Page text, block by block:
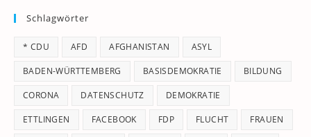
Schlagwörter
* CDU AFD AFGHANISTAN ASYL
BADEN-WÜRTTEMBERG BASISDEMOKRATIE BILDUNG
CORONA DATENSCHUTZ DEMOKRATIE
ETTLINGEN FACEBOOK FDP FLUCHT FRAUEN